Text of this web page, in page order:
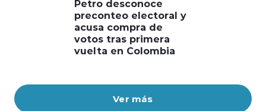
Ver más
Petro desconoce
preconteo electoral y
acusa compra de
votos tras primera
vuelta en Colombia